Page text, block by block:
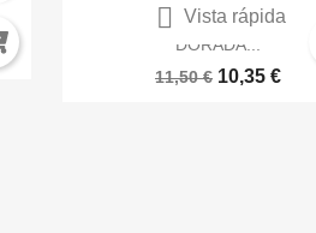

Vista rápida
SPRAY COLOR ARMADURA
DORADA...
11,50 € 10,35 €